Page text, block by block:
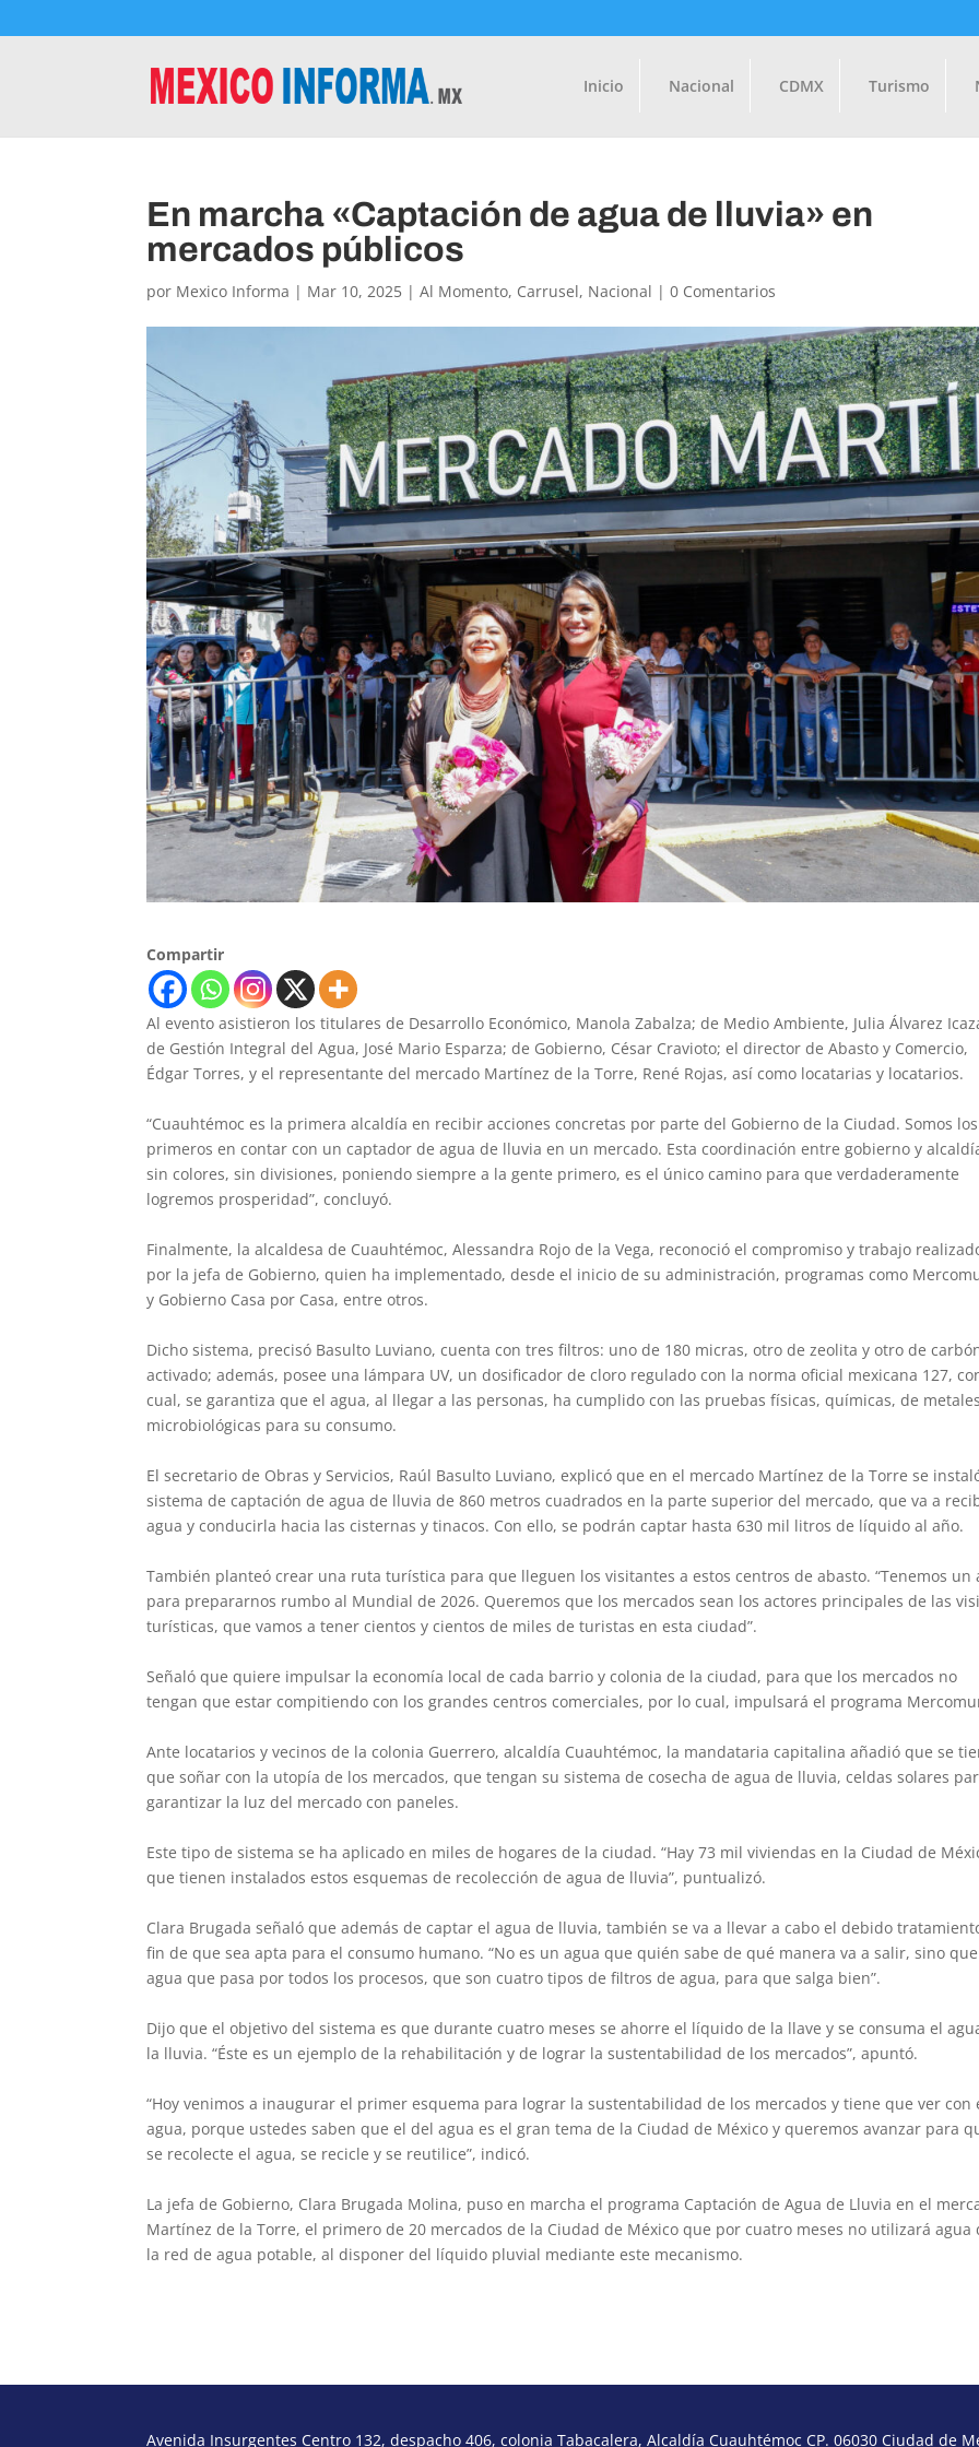
Inicio Nacional CDMX Turismo
En marcha «Captación de agua de lluvia» en
mercados públicos
por Mexico Informa | Mar 10, 2025 |Al Momento, Carrusel, Nacional |0 Comentarios
Compartir
Al evento asistieron los titulares de Desarrollo Económico, Manola Zabalza; de Medio Ambiente, Julia Álvarez
de Gestión Integral del Agua, José Mario Esparza; de Gobierno, César Cravioto; el director de Abasto y Comercio,
Édgar Torres, y el representante del mercado Martínez de la Torre, René Rojas, así como locatarias y locatarios.
“Cuauhtémoc es la primera alcaldía en recibir acciones concretas por parte del Gobierno de la Ciudad. Somos los
primeros en contar con un captador de agua de lluvia en un mercado. Esta coordinación entre gobierno y
sin colores, sin divisiones, poniendo siempre a la gente primero, es el único camino para que verdaderamente
logremos prosperidad”, concluyó.
Finalmente, la alcaldesa de Cuauhtémoc, Alessandra Rojo de la Vega, reconoció el compromiso y trabajo
por la jefa de Gobierno, quien ha implementado, desde el inicio de su administración, programas como
y Gobierno Casa por Casa, entre otros.
Dicho sistema, precisó Basulto Luviano, cuenta con tres filtros: uno de 180 micras, otro de zeolita y otro de
activado; además, posee una lámpara UV, un dosificador de cloro regulado con la norma oficial mexicana 127,
cual, se garantiza que el agua, al llegar a las personas, ha cumplido con las pruebas físicas, químicas, de
microbiológicas para su consumo.
El secretario de Obras y Servicios, Raúl Basulto Luviano, explicó que en el mercado Martínez de la Torre se
sistema de captación de agua de lluvia de 860 metros cuadrados en la parte superior del mercado, que va a
agua y conducirla hacia las cisternas y tinacos. Con ello, se podrán captar hasta 630 mil litros de líquido al año.
También planteó crear una ruta turística para que lleguen los visitantes a estos centros de abasto. “Tenemos un
para prepararnos rumbo al Mundial de 2026. Queremos que los mercados sean los actores principales de las
turísticas, que vamos a tener cientos y cientos de miles de turistas en esta ciudad”.
Señaló que quiere impulsar la economía local de cada barrio y colonia de la ciudad, para que los mercados no
tengan que estar compitiendo con los grandes centros comerciales, por lo cual, impulsará el programa
Ante locatarios y vecinos de la colonia Guerrero, alcaldía Cuauhtémoc, la mandataria capitalina añadió que se
que soñar con la utopía de los mercados, que tengan su sistema de cosecha de agua de lluvia, celdas solares
garantizar la luz del mercado con paneles.
Este tipo de sistema se ha aplicado en miles de hogares de la ciudad. “Hay 73 mil viviendas en la Ciudad de
que tienen instalados estos esquemas de recolección de agua de lluvia”, puntualizó.
Clara Brugada señaló que además de captar el agua de lluvia, también se va a llevar a cabo el debido
fin de que sea apta para el consumo humano. “No es un agua que quién sabe de qué manera va a salir, sino
agua que pasa por todos los procesos, que son cuatro tipos de filtros de agua, para que salga bien”.
Dijo que el objetivo del sistema es que durante cuatro meses se ahorre el líquido de la llave y se consuma el
la lluvia. “Éste es un ejemplo de la rehabilitación y de lograr la sustentabilidad de los mercados”, apuntó.
“Hoy venimos a inaugurar el primer esquema para lograr la sustentabilidad de los mercados y tiene que ver con
agua, porque ustedes saben que el del agua es el gran tema de la Ciudad de México y queremos avanzar para
se recolecte el agua, se recicle y se reutilice”, indicó.
La jefa de Gobierno, Clara Brugada Molina, puso en marcha el programa Captación de Agua de Lluvia en el
Martínez de la Torre, el primero de 20 mercados de la Ciudad de México que por cuatro meses no utilizará agua
la red de agua potable, al disponer del líquido pluvial mediante este mecanismo.
Avenida Insurgentes Centro 132, despacho 406, colonia Tabacalera, Alcaldía Cuauhtémoc CP. 06030 Ciudad de